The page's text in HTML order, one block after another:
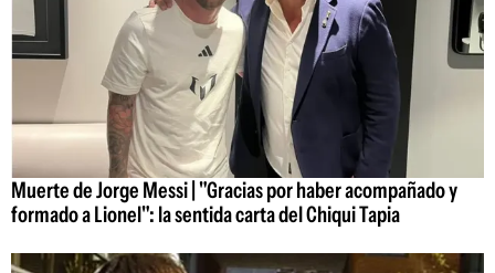
Muerte de Jorge Messi | "Gracias por haber acompañado y
formado a Lionel": la sentida carta del Chiqui Tapia